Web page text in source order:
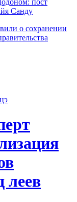
Санду
о сохранении
леев